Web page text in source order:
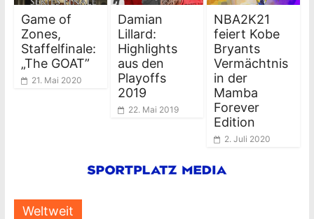
Game of
Zones,
Staffelfinale:
„The GOAT”
21. Mai 2020
Damian
Lillard:
Highlights
aus den
Playoffs
2019
22. Mai 2019
NBA2K21
feiert Kobe
Bryants
Vermächtnis
in der
Mamba
Forever
Edition
2. Juli 2020
Weltweit